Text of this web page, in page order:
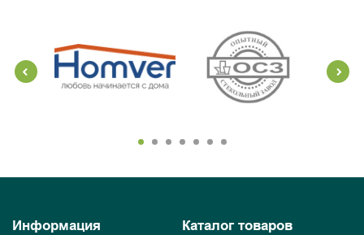
Информация Каталог товаров